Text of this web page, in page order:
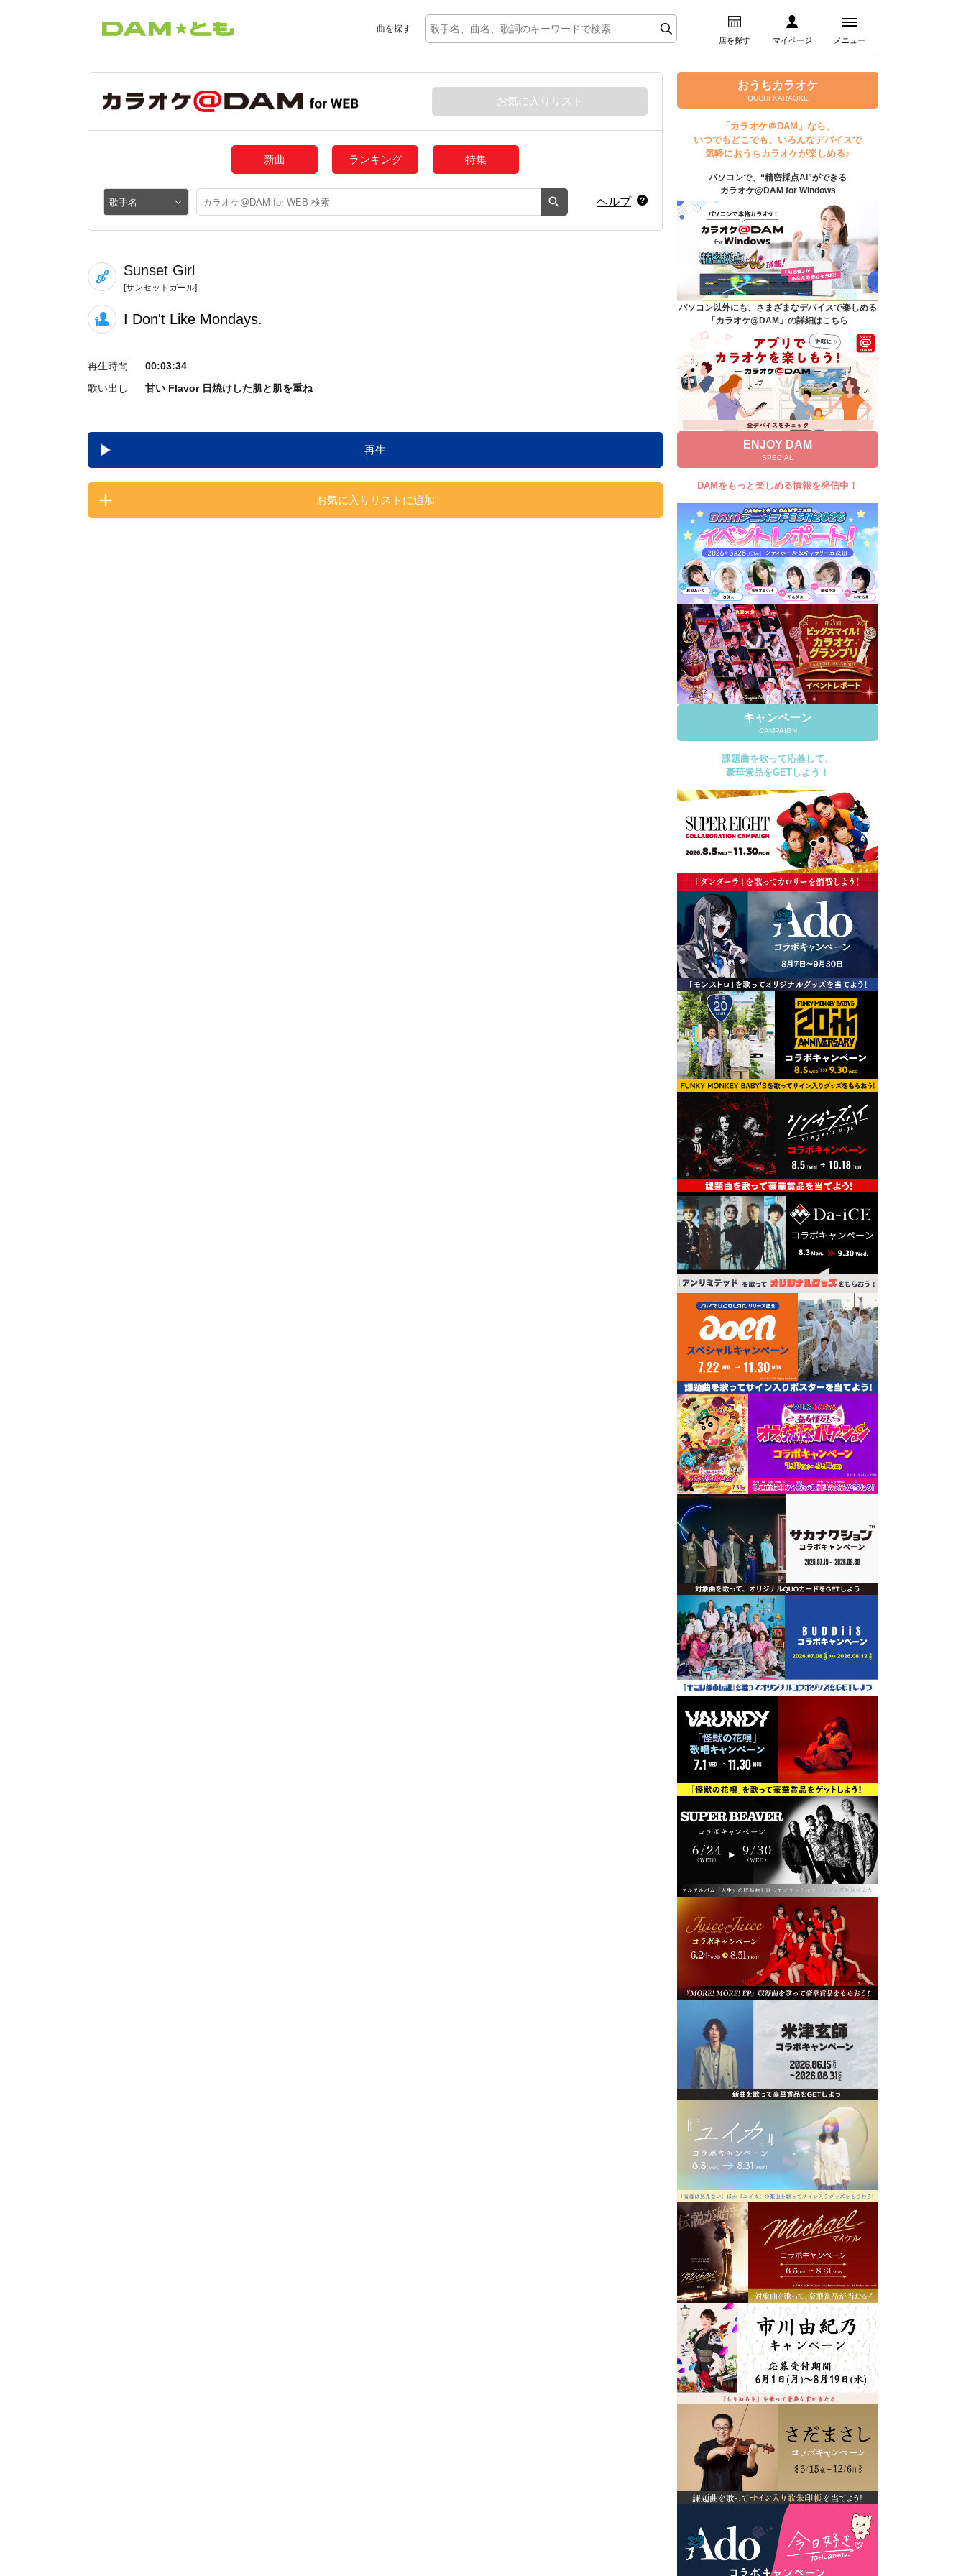
曲を探す
店を探す マイページ メニュー
ログイン
マイページ
プレミアムサービス
DAM★とも動画
DAM★とも録音
カラオケ＠DAM
ユーザー検索
キャンペーン
よくあるご質問
DAMの新曲・ランキングなど
カラオケ最新情報をチェック！
自宅でカラオケ歌い放題！
家族や友達と一緒に！練習にも！
お気に入りリスト
新曲 ランキング 特集
ヘルプ
Sunset Girl
[サンセットガール]
I Don't Like Mondays.
再生時間
00:03:34
歌い出し
甘い Flavor 日焼けした肌と肌を重ね
再生
お気に入りリストに追加
おうちカラオケ
OUCHI KARAOKE
「カラオケ＠DAM」なら、
いつでもどこでも、いろんなデバイスで
気軽におうちカラオケが楽しめる♪
パソコンで、“精密採点Ai”ができる
カラオケ@DAM for Windows
パソコン以外にも、さまざまなデバイスで楽しめる
「カラオケ@DAM」の詳細はこちら
ENJOY DAM
SPECIAL
DAMをもっと楽しめる情報を発信中！
キャンペーン
CAMPAIGN
課題曲を歌って応募して、
豪華景品をGETしよう！